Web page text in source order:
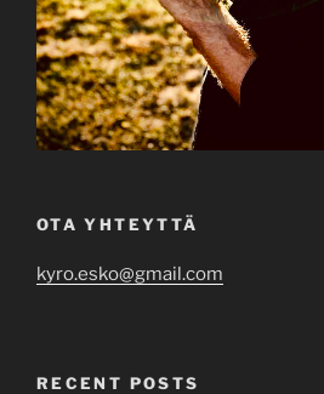
OTA YHTEYTTÄ
kyro.esko@gmail.com
RECENT POSTS